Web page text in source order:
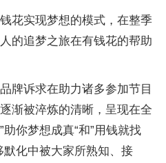
花实现梦想的模式，在整季
的追梦之旅在有钱花的帮助
牌诉求在助力诸多参加节目
渐被淬炼的清晰，呈现在全
你梦想成真“和”用钱就找
默化中被大家所熟知、接